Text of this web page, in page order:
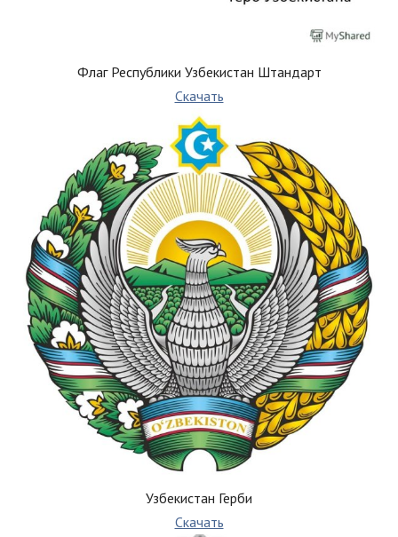
Флаг Республики Узбекистан Штандарт
Скачать
Узбекистан Герби
Скачать